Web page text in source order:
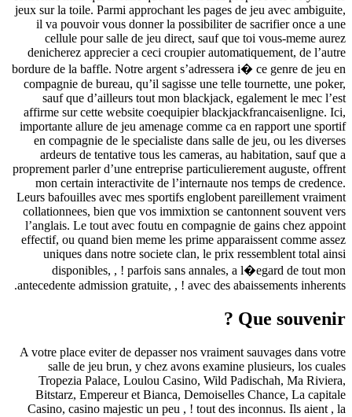
jeux sur la toile. Parmi approchant les pages de jeu avec ambiguite,
il va pouvoir vous donner la possibiliter de sacrifier once a une
cellule pour salle de jeu direct, sauf que toi vous-meme aurez
denicherez apprecier a ceci croupier automatiquement, de l’autre
bordure de la baffle. Notre argent s’adressera i� ce genre de jeu en
compagnie de bureau, qu’il sagisse une telle tournette, une poker,
sauf que d’ailleurs tout mon blackjack, egalement le mec l’est
affirme sur cette website coequipier blackjackfrancaisenligne. Ici,
importante allure de jeu amenage comme ca en rapport une sportif
en compagnie de le specialiste dans salle de jeu, ou les diverses
ardeurs de tentative tous les cameras, au habitation, sauf que a
proprement parler d’une entreprise particulierement auguste, offrent
mon certain interactivite de l’internaute nos temps de credence.
Leurs bafouilles avec mes sportifs englobent pareillement vraiment
collationnees, bien que vos immixtion se cantonnent souvent vers
l’anglais. Le tout avec foutu en compagnie de gains chez appoint
effectif, ou quand bien meme les prime apparaissent comme assez
uniques dans notre societe clan, le prix ressemblent total ainsi
disponibles, , ! parfois sans annales, a l�egard de tout mon
antecedente admission gratuite, , ! avec des abaissements inherents.
Que souvenir ?
A votre place eviter de depasser nos vraiment sauvages dans votre
salle de jeu brun, y chez avons examine plusieurs, los cuales
Tropezia Palace, Loulou Casino, Wild Padischah, Ma Riviera,
Bitstarz, Empereur et Bianca, Demoiselles Chance, La capitale
Casino, casino majestic un peu , ! tout des inconnus. Ils aient , la